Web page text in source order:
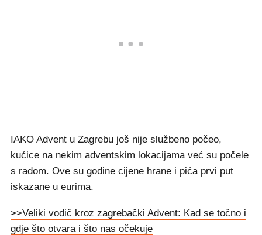
IAKO Advent u Zagrebu još nije službeno počeo,
kućice na nekim adventskim lokacijama već su počele
s radom. Ove su godine cijene hrane i pića prvi put
iskazane u eurima.
>>Veliki vodič kroz zagrebački Advent: Kad se točno i
gdje što otvara i što nas očekuje